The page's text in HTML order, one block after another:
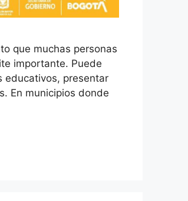
que muchas personas
importante. Puede
educativos, presentar
En municipios donde